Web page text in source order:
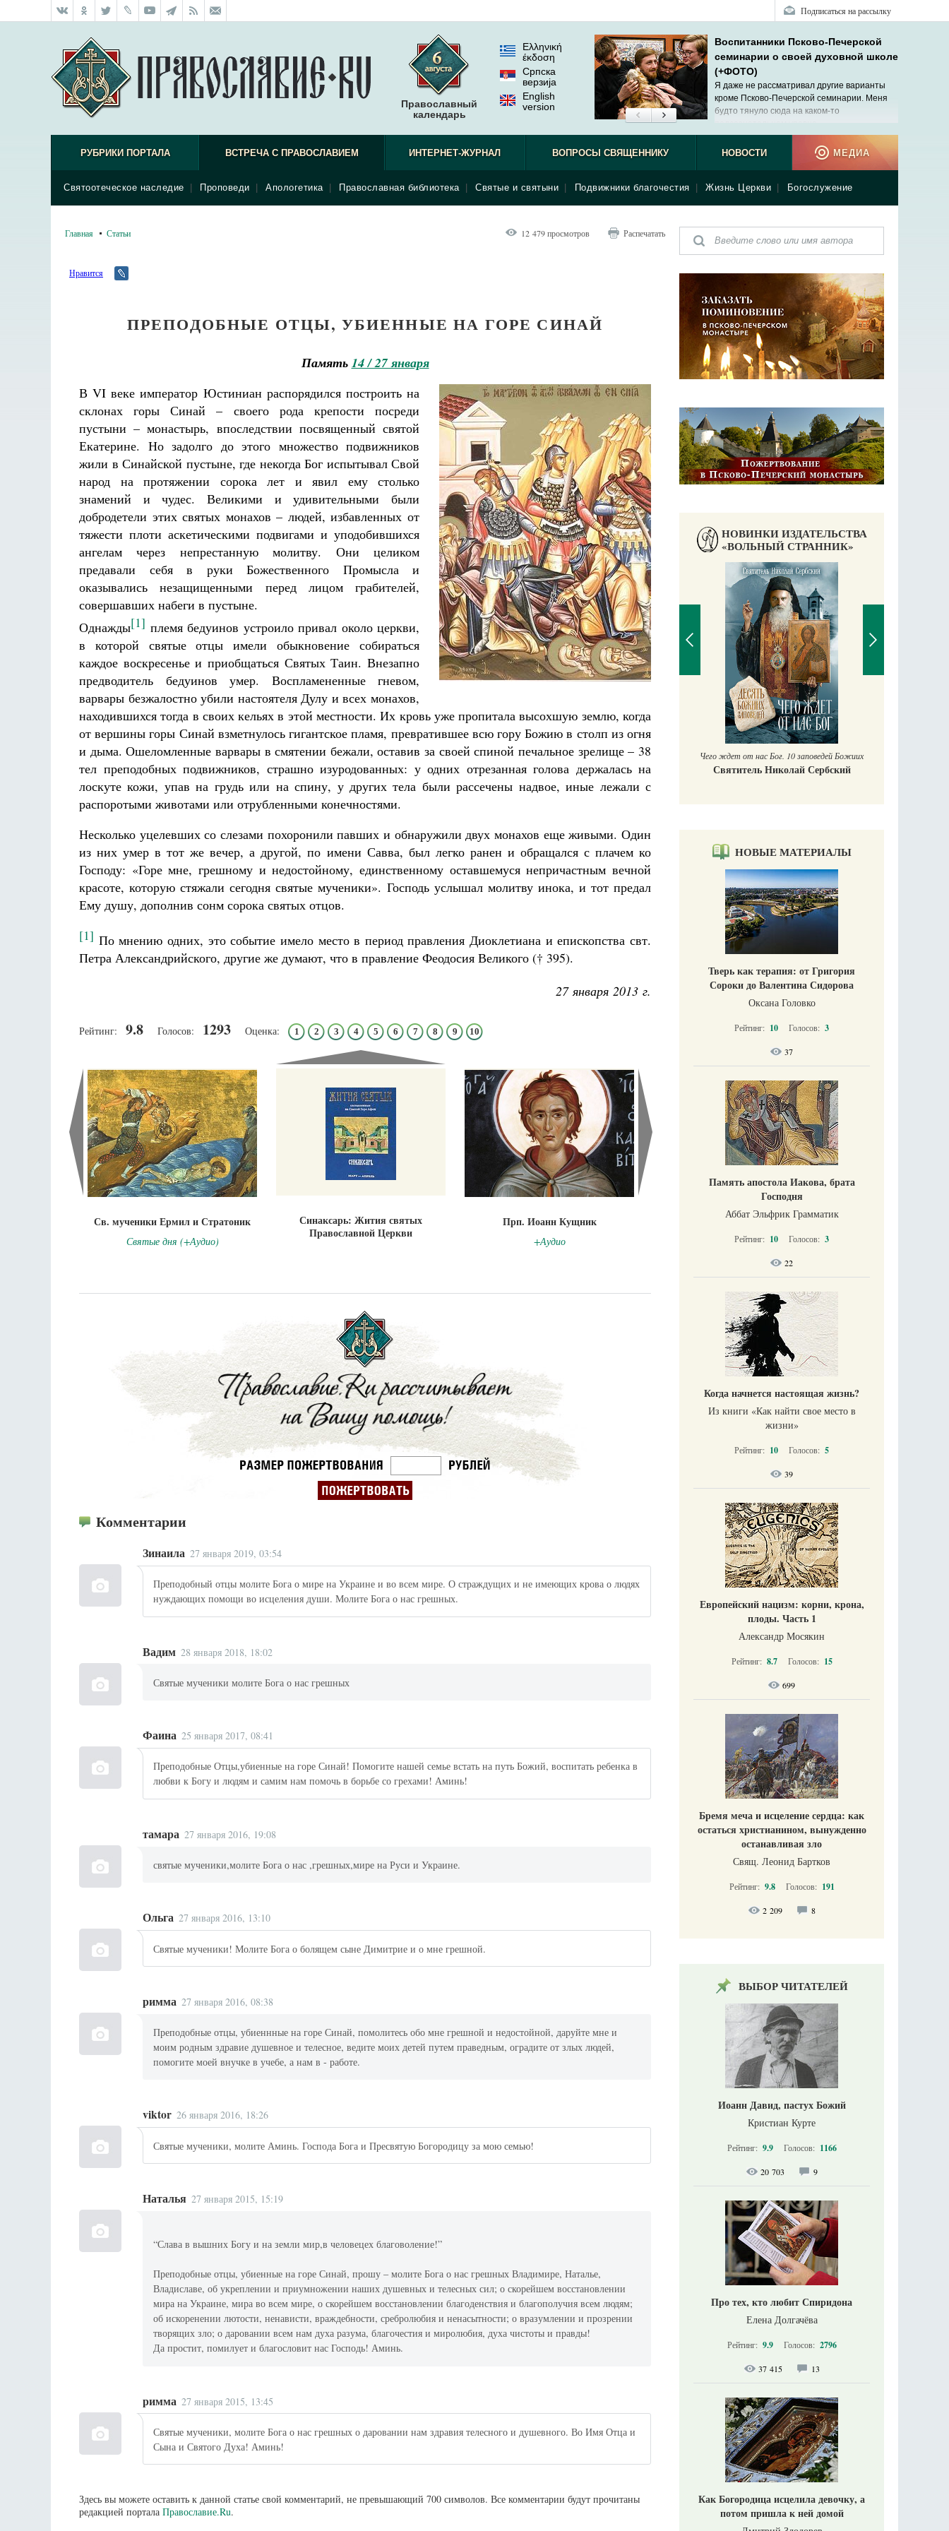
Подписаться на рассылку
Православный
календарь
Ελληνική
έκδοση
Српска
верзиjа
English
version
Воспитанники Псково-Печерской
семинарии о своей духовной школе
(+ФОТО)
Я даже не рассматривал другие варианты
кроме Псково-Печерской семинарии. Меня
будто тянуло сюда на каком-то
РУБРИКИ ПОРТАЛА ВСТРЕЧА С ПРАВОСЛАВИЕМ
Святоотеческое наследие Проповеди Апологетика Православная библиотека Святые и святыни Подвижники благочестия Жизнь Церкви Богослужение
ИНТЕРНЕТ-ЖУРНАЛ ВОПРОСЫ СВЯЩЕННИКУ НОВОСТИ МЕДИА
Главная Статьи 12 479 просмотров Распечатать
Нравится
ПРЕПОДОБНЫЕ ОТЦЫ, УБИЕННЫЕ НА ГОРЕ СИНАЙ
Память 14 / 27 января
В VI веке император Юстиниан распорядился построить на
склонах горы Синай – своего рода крепости посреди
пустыни – монастырь, впоследствии посвященный святой
Екатерине. Но задолго до этого множество подвижников
жили в Синайской пустыне, где некогда Бог испытывал Свой
народ на протяжении сорока лет и явил ему столько
знамений и чудес. Великими и удивительными были
добродетели этих святых монахов – людей, избавленных от
тяжести плоти аскетическими подвигами и уподобившихся
ангелам через непрестанную молитву. Они целиком
предавали себя в руки Божественного Промысла и
оказывались незащищенными перед лицом грабителей,
совершавших набеги в пустыне.
Однажды[1] племя бедуинов устроило привал около церкви,
в которой святые отцы имели обыкновение собираться
каждое воскресенье и приобщаться Святых Таин. Внезапно
предводитель бедуинов умер. Воспламененные гневом,
варвары безжалостно убили настоятеля Дулу и всех монахов,
находившихся тогда в своих кельях в этой местности. Их кровь уже пропитала высохшую землю, когда
от вершины горы Синай взметнулось гигантское пламя, превратившее всю гору Божию в столп из огня
и дыма. Ошеломленные варвары в смятении бежали, оставив за своей спиной печальное зрелище – 38
тел преподобных подвижников, страшно изуродованных: у одних отрезанная голова держалась на
лоскуте кожи, упав на грудь или на спину, у других тела были рассечены надвое, иные лежали с
распоротыми животами или отрубленными конечностями.
Несколько уцелевших со слезами похоронили павших и обнаружили двух монахов еще живыми. Один
из них умер в тот же вечер, а другой, по имени Савва, был легко ранен и обращался с плачем ко
Господу: «Горе мне, грешному и недостойному, единственному оставшемуся непричастным вечной
красоте, которую стяжали сегодня святые мученики». Господь услышал молитву инока, и тот предал
Ему душу, дополнив сонм сорока святых отцов.
[1] По мнению одних, это событие имело место в период правления Диоклетиана и епископства свт.
Петра Александрийского, другие же думают, что в правление Феодосия Великого († 395).
27 января 2013 г.
Рейтинг: 9.8 Голосов: 1293 Оценка: 1 2 3 4 5 6 7 8 9 10
Св. мученики Ермил и Стратоник
Святые дня (+Аудио)
Синаксарь: Жития святых
Православной Церкви
Прп. Иоанн Кущник
+Аудио
Комментарии
Зинаила 27 января 2019, 03:54
Преподобный отцы молите Бога о мире на Украине и во всем мире. О страждущих и не имеющих крова о людях
нуждающих помощи во исцеления души. Молите Бога о нас грешных.
Вадим 28 января 2018, 18:02
Святые мученики молите Бога о нас грешных
Фаина 25 января 2017, 08:41
Преподобные Отцы,убиенные на горе Синай! Помогите нашей семье встать на путь Божий, воспитать ребенка в
любви к Богу и людям и самим нам помочь в борьбе со грехами! Аминь!
тамара 27 января 2016, 19:08
святые мученики,молите Бога о нас ,грешных,мире на Руси и Украине.
Ольга 27 января 2016, 13:10
Святые мученики! Молите Бога о болящем сыне Димитрие и о мне грешной.
римма 27 января 2016, 08:38
Преподобные отцы, убиеннные на горе Синай, помолитесь обо мне грешной и недостойной, даруйте мне и
моим родным здравие душевное и телесное, ведите моих детей путем праведным, оградите от злых людей,
помогите моей внучке в учебе, а нам в - работе.
viktor 26 января 2016, 18:26
Святые мученики, молите Аминь. Господа Бога и Пресвятую Богородицу за мою семью!
Наталья 27 января 2015, 15:19
“Слава в вышних Богу и на земли мир,в человецех благоволение!”
Преподобные отцы, убиенные на горе Синай, прошу – молите Бога о нас грешных Владимире, Наталье,
Владиславе, об укреплении и приумножении наших душевных и телесных сил; о скорейшем восстановлении
мира на Украине, мира во всем мире, о скорейшем восстановлении благоденствия и благополучия всем людям;
об искоренении лютости, ненависти, враждебности, сребролюбия и ненасытности; о вразумлении и прозрении
творящих зло; о даровании всем нам духа разума, благочестия и миролюбия, духа чистоты и правды!
Да простит, помилует и благословит нас Господь! Аминь.
римма 27 января 2015, 13:45
Святые мученики, молите Бога о нас грешных о даровании нам здравия телесного и душевного. Во Имя Отца и
Сына и Святого Духа! Аминь!
Здесь вы можете оставить к данной статье свой комментарий, не превышающий 700 символов. Все комментарии будут прочитаны
редакцией портала Православие.Ru.
НОВИНКИ ИЗДАТЕЛЬСТВА
«ВОЛЬНЫЙ СТРАННИК»
Разлуки не будет
Фредерика де Грааф Как найти своё место в жизни
Кирилл Мурышев
Великомученик Георгий Победоносец. Научись у
святого
Роман Котов Чего ждет от нас Бог. 10 заповедей Божиих
Святитель Николай Сербский
НОВЫЕ МАТЕРИАЛЫ
Тверь как терапия: от Григория
Сороки до Валентина Сидорова
Оксана Головко
Рейтинг: 10 Голосов: 3
37
Память апостола Иакова, брата
Господня
Аббат Эльфрик Грамматик
Рейтинг: 10 Голосов: 3
22
Когда начнется настоящая жизнь?
Из книги «Как найти свое место в
жизни​»
Рейтинг: 10 Голосов: 5
39
Европейский нацизм: корни, крона,
плоды. Часть 1
Александр Мосякин
Рейтинг: 8.7 Голосов: 15
699
Бремя меча и исцеление сердца: как
остаться христианином, вынужденно
останавливая зло
Свящ. Леонид Бартков
Рейтинг: 9.8 Голосов: 191
2 209 8
ВЫБОР ЧИТАТЕЛЕЙ
Иоанн Давид, пастух Божий
Кристиан Курте
Рейтинг: 9.9 Голосов: 1166
20 703 9
Про тех, кто любит Спиридона
Елена Долгачёва
Рейтинг: 9.9 Голосов: 2796
37 415 13
Как Богородица исцелила девочку, а
потом пришла к ней домой